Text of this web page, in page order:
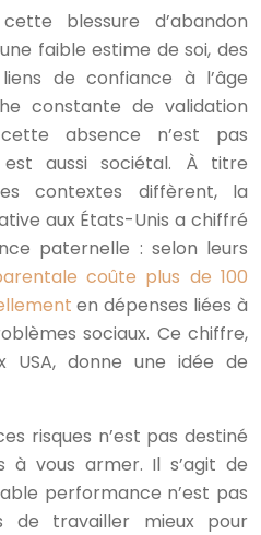
blessure d’abandon
faible estime de soi, des
de confiance à l’âge
constante de validation
absence n’est pas
est aussi sociétal. À titre
contextes diffèrent, la
aux États-Unis a chiffré
paternelle : selon leurs
coûte plus de 100
en dépenses liées à
sociaux. Ce chiffre,
USA, donne une idée de
risques n’est pas destiné
à vous armer. Il s’agit de
performance n’est pas
de travailler mieux pour